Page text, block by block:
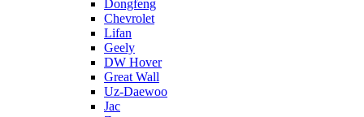
Dongfeng
Chevrolet
Lifan
Geely
DW Hover
Great Wall
Uz-Daewoo
Jac